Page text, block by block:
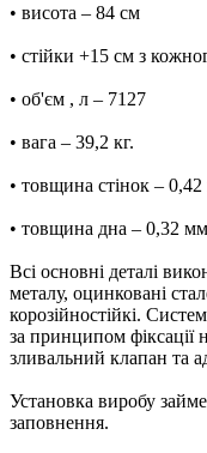
• висота – 84 см
• стійки +15 см з
• об'єм , л – 7127
• вага – 39,2 кг.
• товщина стінок –
• товщина дна – 0,32 мм
Всі основні деталі
металу, оцинковані
корозійностійкі.
за принципом фіксації
зливальний клапан та
Установка виробу
заповнення.